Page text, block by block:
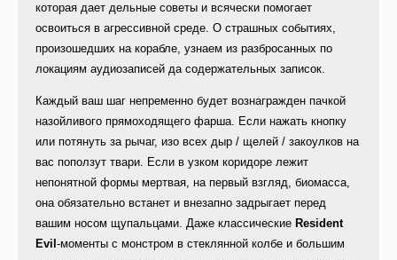
которая дает дельные советы и всячески помогает
освоиться в агрессивной среде. О страшных событиях,
произошедших на корабле, узнаем из разбросанных по
локациям аудиозаписей да содержательных записок.
Каждый ваш шаг непременно будет вознагражден пачкой
назойливого прямоходящего фарша. Если нажать кнопку
или потянуть за рычаг, изо всех дыр / щелей / закоулков на
вас поползут твари. Если в узком коридоре лежит
непонятной формы мертвая, на первый взгляд, биомасса,
она обязательно встанет и внезапно задрыгает перед
вашим носом щупальцами. Даже классические Resident
Evil -моменты с монстром в стеклянной колбе и большим